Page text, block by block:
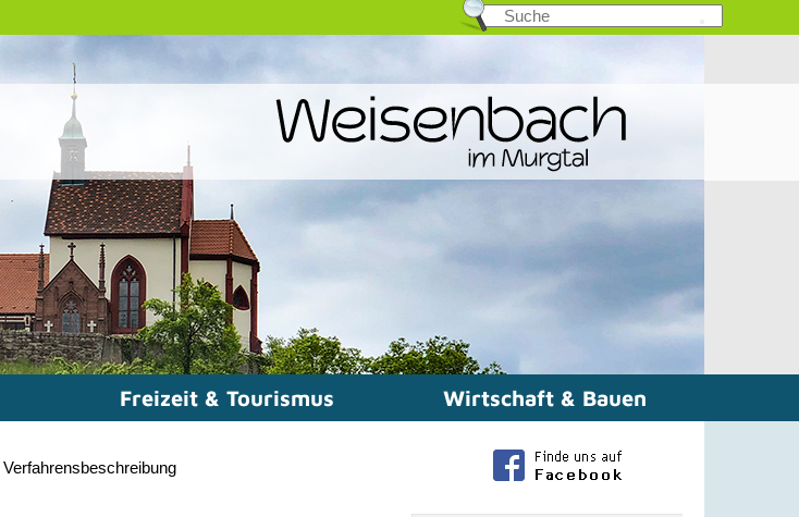
Freizeit & Tourismus Wirtschaft & Bauen
Verfahrensbeschreibung